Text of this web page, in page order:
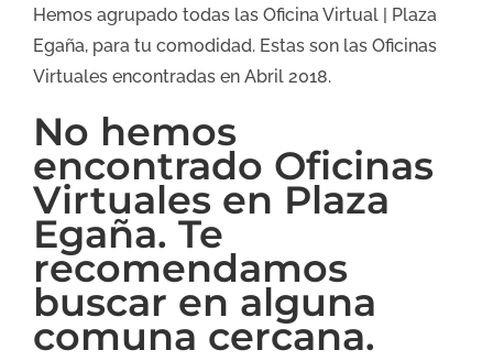
Hemos agrupado todas las Oficina Virtual | Plaza
Egaña, para tu comodidad. Estas son las Oficinas
Virtuales encontradas en Abril 2018.
No hemos
encontrado Oficinas
Virtuales en Plaza
Egaña. Te
recomendamos
buscar en alguna
comuna cercana.